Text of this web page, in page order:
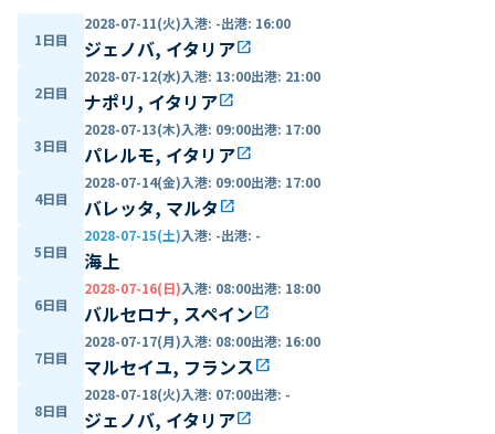
1日目
2028-07-11(火)入港: -出港: 16:00
ジェノバ, イタリアopen_in_new
2日目
2028-07-12(水)入港: 13:00出港: 21:00
ナポリ, イタリアopen_in_new
3日目
2028-07-13(木)入港: 09:00出港: 17:00
パレルモ, イタリアopen_in_new
4日目
2028-07-14(金)入港: 09:00出港: 17:00
バレッタ, マルタopen_in_new
5日目
2028-07-15(土)入港: -出港: -
海上
6日目
2028-07-16(日)入港: 08:00出港: 18:00
バルセロナ, スペインopen_in_new
7日目
2028-07-17(月)入港: 08:00出港: 16:00
マルセイユ, フランスopen_in_new
8日目
2028-07-18(火)入港: 07:00出港: -
ジェノバ, イタリアopen_in_new